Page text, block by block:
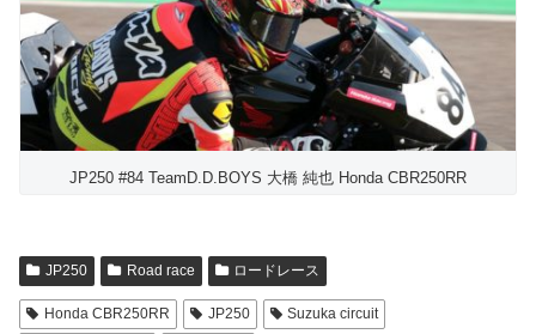
JP250 #84 TeamD.D.BOYS 大橋 純也 Honda CBR250RR
JP250 Road race ロードレース
Honda CBR250RR JP250
Suzuka circuit